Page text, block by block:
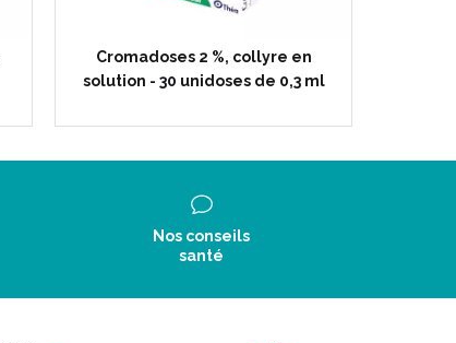
Cromadoses 2 %, collyre en
solution - 30 unidoses de 0,3 ml
Nos conseils
santé